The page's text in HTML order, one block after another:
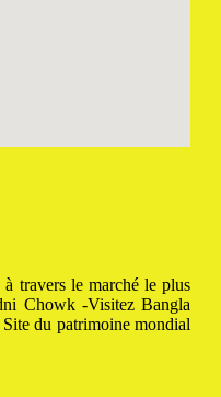
à travers le marché le plus
Chowk -Visitez Bangla
du patrimoine mondial